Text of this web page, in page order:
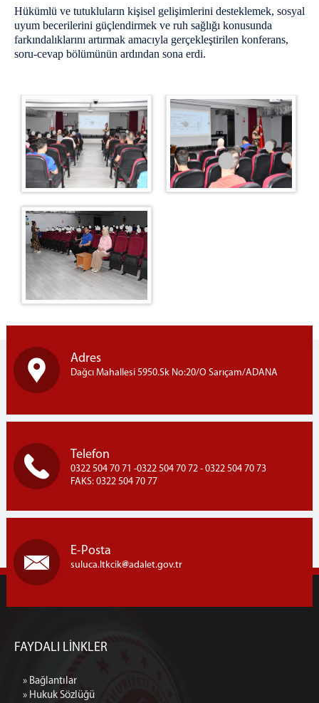
18 MART ETKİNLİĞİMİZ
İletişim
Hükümlü ve tutukluların kişisel gelişimlerini desteklemek, sosyal
uyum becerilerini güçlendirmek ve ruh sağlığı konusunda
farkındalıklarını artırmak amacıyla gerçekleştirilen konferans,
soru-cevap bölümünün ardından sona erdi.
Adres
Dağcı Mahallesi 5950.Sk No:20/O Sarıçam/ADANA
Telefon
0322 504 70 71 -0322 504 70 72 - 0322 504 70 73
FAKS: 0322 504 70 77
E-Posta
suluca.ltkcik adalet.gov.tr
FAYDALI LİNKLER
» Bağlantılar
» Hukuk Sözlüğü